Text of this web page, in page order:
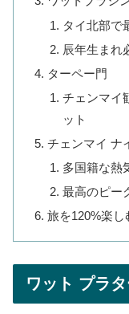
タイ北部で
辰年生まれ
ターペー門
チェンマイ
ット
チェンマイ ナ
多国籍な熱
最高のピー
旅を120%楽
ワット プラ